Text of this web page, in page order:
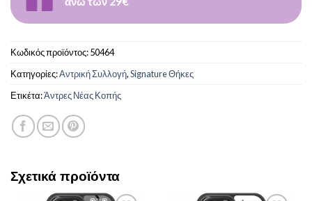
Κωδικός προϊόντος:50464
Κατηγορίες:Αντρική Συλλογή,Signature Θήκες
Ετικέτα:Άντρες Νέας Κοπής
Σχετικά προϊόντα